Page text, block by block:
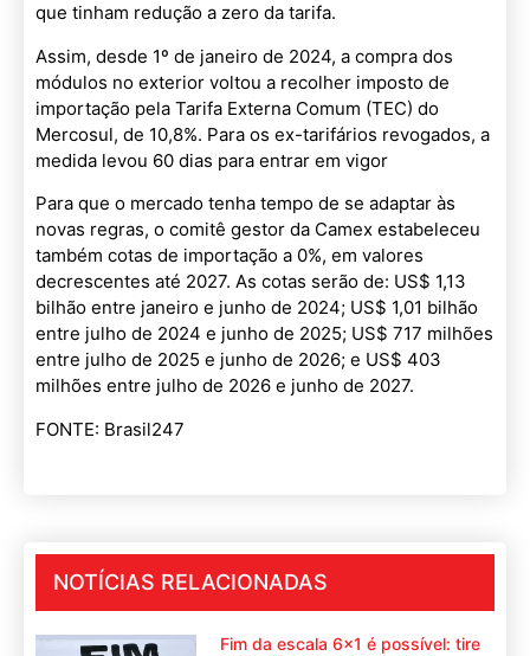
que tinham redução a zero da tarifa.
Assim, desde 1º de janeiro de 2024, a compra dos
módulos no exterior voltou a recolher imposto de
importação pela Tarifa Externa Comum (TEC) do
Mercosul, de 10,8%. Para os ex-tarifários revogados, a
medida levou 60 dias para entrar em vigor
Para que o mercado tenha tempo de se adaptar às
novas regras, o comitê gestor da Camex estabeleceu
também cotas de importação a 0%, em valores
decrescentes até 2027. As cotas serão de: US$ 1,13
bilhão entre janeiro e junho de 2024; US$ 1,01 bilhão
entre julho de 2024 e junho de 2025; US$ 717 milhões
entre julho de 2025 e junho de 2026; e US$ 403
milhões entre julho de 2026 e junho de 2027.
FONTE: Brasil247
NOTÍCIAS RELACIONADAS
Fim da escala 6×1 é possível: tire